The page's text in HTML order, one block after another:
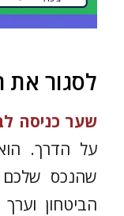
לסגור את
שער כניסה
על הדרך.
שהנכס שלכם
הביטחון